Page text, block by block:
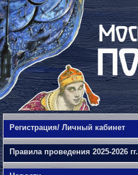
Регистрация/ Личный кабинет
Правила проведения 2025-2026 гг.